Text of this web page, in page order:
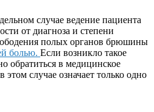
случае ведение пациента
от диагноза и степени
полых органов брюшины
болью. Если возникло такое
обратиться в медицинское
случае означает только одно